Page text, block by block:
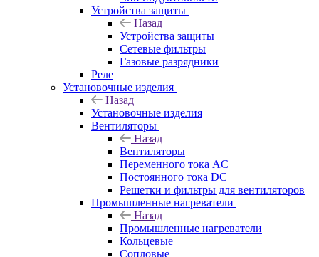
Устройства защиты
Назад
Устройства защиты
Сетевые фильтры
Газовые разрядники
Реле
Установочные изделия
Назад
Установочные изделия
Вентиляторы
Назад
Вентиляторы
Переменного тока AC
Постоянного тока DC
Решетки и фильтры для вентиляторов
Промышленные нагреватели
Назад
Промышленные нагреватели
Кольцевые
Сопловые